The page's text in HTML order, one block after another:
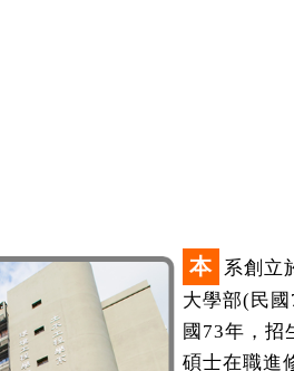
本 系創立
大學部(民
國73年，招
碩士在職進